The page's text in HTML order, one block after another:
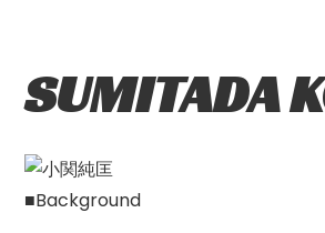
SUMITADA
■Background